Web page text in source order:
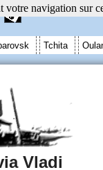
Tchita
Vladi
votre navigation sur